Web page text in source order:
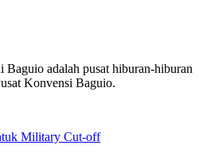
adalah pusat hiburan-hiburan
Konvensi Baguio.
Military Cut-off